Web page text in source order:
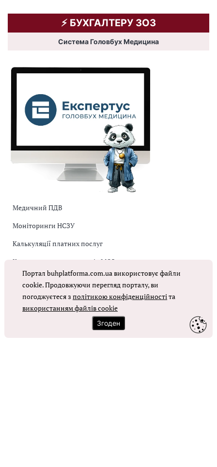
⚡️ БУХГАЛТЕРУ ЗОЗ
Система Головбух Медицина
Медичний ПДВ
Моніторинги НСЗУ
Калькуляції платних послуг
Коригувальна накладна від МОЗ
Оплата праці в КНП
ОТРИМАТИ ДОСТУП
Портал buhplatforma.com.ua використовує файли
cookie. Продовжуючи перегляд порталу, ви
погоджуєтеся зполітикою конфіденційностіта
використанням файлів cookie
Згоден